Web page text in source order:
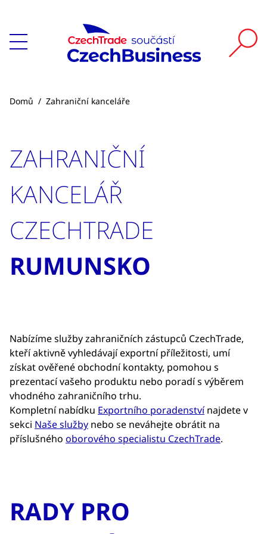
Domů / Zahraniční kanceláře
ZAHRANIČNÍ
KANCELÁŘ
CZECHTRADE
RUMUNSKO
Nabízíme služby zahraničních zástupců CzechTrade,
kteří aktivně vyhledávají exportní příležitosti, umí
získat ověřené obchodní kontakty, pomohou s
prezentací vašeho produktu nebo poradí s výběrem
vhodného zahraničního trhu.
Kompletní nabídku Exportního poradenstvínajdete v
sekci Naše služby nebo se neváhejte obrátit na
příslušného oborového specialistu CzechTrade.
RADY PRO